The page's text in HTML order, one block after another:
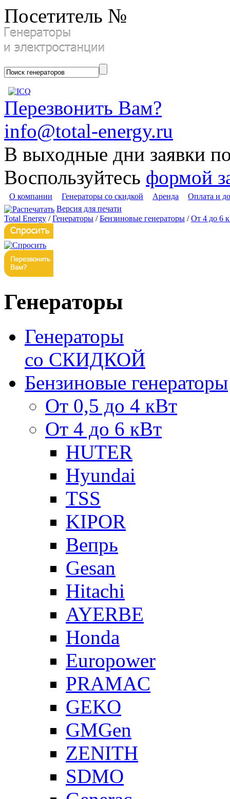
Посетитель №
Перезвонить Вам?
info@total-energy.ru
В выходные дни заявки
Воспользуйтесь формой
О компании Генераторы со скидкой Аренда
Оплата и
Версия для печати
Total Energy /Генераторы /Бензиновые генераторы /От 4 до 6
Генераторы
Генераторы
со СКИДКОЙ
Бензиновые генераторы
От 0,5 до 4 кВт
От 4 до 6 кВт
HUTER
Hyundai
TSS
KIPOR
Вепрь
Gesan
Hitachi
AYERBE
Honda
Europower
PRAMAC
GEKO
GMGen
ZENITH
SDMO